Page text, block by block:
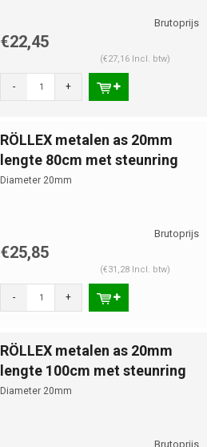
€22,45
(€27,16 Incl. btw)
- +
RÖLLEX metalen as 20mm
lengte 80cm met steunring
Diameter 20mm
€25,85
(€31,28 Incl. btw)
- +
RÖLLEX metalen as 20mm
lengte 100cm met steunring
Diameter 20mm